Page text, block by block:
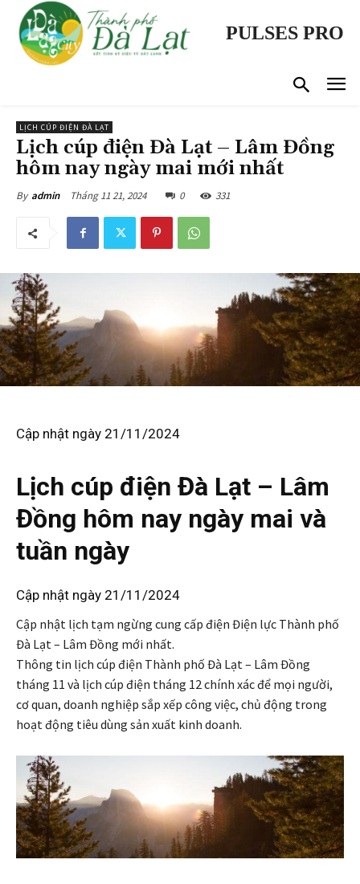
PULSES PRO
LỊCH CÚP ĐIỆN ĐÀ LẠT
Lịch cúp điện Đà Lạt – Lâm Đồng
hôm nay ngày mai mới nhất
By admin Tháng 11 21, 2024 0 331
Cập nhật ngày 21/11/2024
Lịch cúp điện Đà Lạt – Lâm
Đồng hôm nay ngày mai và
tuần ngày
Cập nhật ngày 21/11/2024
Cập nhật lịch tạm ngừng cung cấp điện Điện lực Thành phố
Đà Lạt – Lâm Đồng mới nhất.
Thông tin lịch cúp điện Thành phố Đà Lạt – Lâm Đồng
tháng 11 và lịch cúp điện tháng 12 chính xác để mọi người,
cơ quan, doanh nghiệp sắp xếp công việc, chủ động trong
hoạt động tiêu dùng sản xuất kinh doanh.